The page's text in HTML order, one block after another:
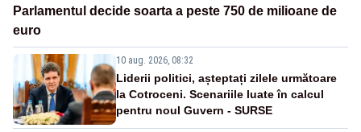
Parlamentul decide soarta a peste 750 de milioane de
euro
10 aug. 2026, 08:32
Liderii politici, așteptați zilele următoare
la Cotroceni. Scenariile luate în calcul
pentru noul Guvern - SURSE